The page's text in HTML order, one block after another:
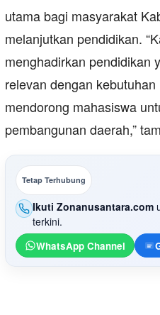
utama bagi masyarakat
melanjutkan pendidikan.
menghadirkan pendidikan
relevan dengan
mendorong mahasiswa
pembangunan daerah,”
Tetap Terhubung
Ikuti Zonanusantara.com
terkini.
WhatsApp Channel